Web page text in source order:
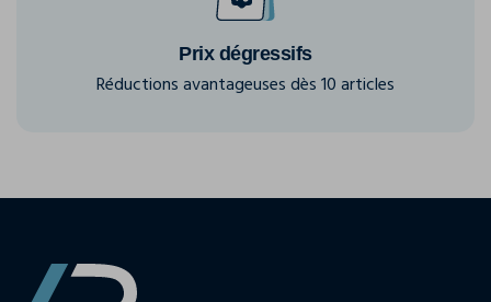
Prix dégressifs
Réductions avantageuses dès 10 articles